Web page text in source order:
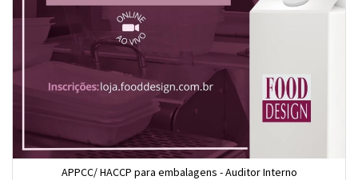
APPCC/ HACCP para embalagens - Auditor Interno